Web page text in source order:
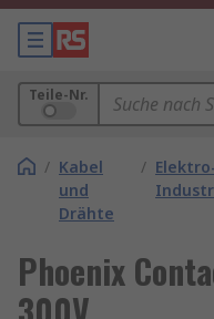
Teile-Nr.
/ Kabel
und
Drähte
/
Phoenix